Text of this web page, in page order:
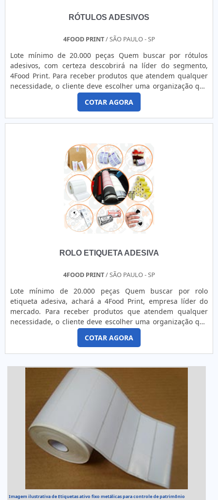
RÓTULOS ADESIVOS
4FOOD PRINT/ SÃO PAULO - SP
Lote mínimo de 20.000 peças Quem buscar por rótulos
adesivos, com certeza descobrirá na líder do segmento,
4Food Print. Para receber produtos que atendem qualquer
necessidade, o cliente deve escolher uma organização que
se destaque por um bom suporte pré-venda e tenha ampla
experiência no ramo.MAIS DETALHES INTERESSANTES
SOBRE RÓTULOS ADESIVOSQuem precisa de rótulos
adesivos em uma empresa comprometida com seus
COTAR AGORA
ROLO ETIQUETA ADESIVA
4FOOD PRINT/ SÃO PAULO - SP
Lote mínimo de 20.000 peças Quem buscar por rolo
etiqueta adesiva, achará a 4Food Print, empresa líder do
mercado. Para receber produtos que atendem qualquer
necessidade, o cliente deve escolher uma organização que
se destaque por um bom suporte pré-venda e tenha ampla
experiência no ramo.Quando a questão é rolo etiqueta
adesiva, na 4Food Print o cliente obterá proteção e
INTERESSANTES...
COTAR AGORA
Imagem ilustrativa de Etiquetas ativo fixo metálicas para controle de patrimônio